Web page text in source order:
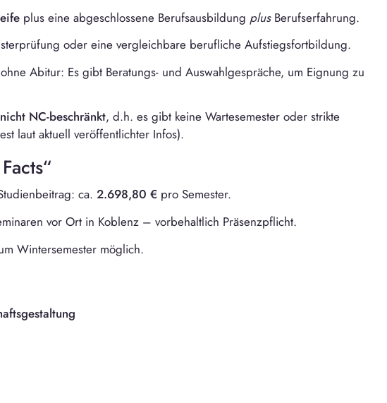
plus eine abgeschlossene Berufsausbildung plusBerufserfahrung.
oder eine vergleichbare berufliche Aufstiegsfortbildung.
Abitur: Es gibt Beratungs- und Auswahlgespräche, um Eignung zu
nicht NC-beschränkt, d.h. es gibt keine Wartesemester oder strikte
laut aktuell veröffentlichter Infos).
ca. 2.698,80 €pro Semester.
vor Ort in Koblenz – vorbehaltlich Präsenzpflicht.
Wintersemester möglich.